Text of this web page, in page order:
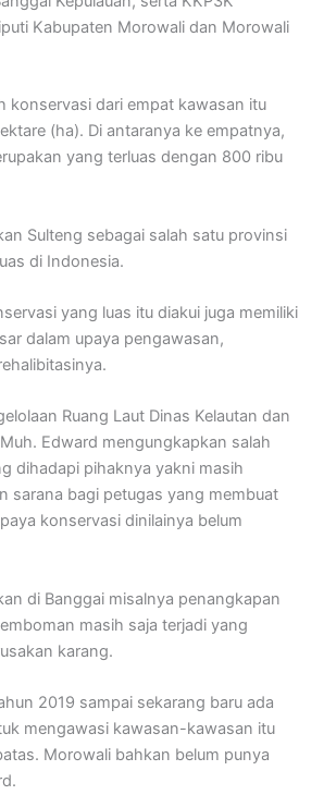
Kabupaten Morowali dan Morowali
konservasi dari empat kawasan itu
(ha). Di antaranya ke empatnya,
yang terluas dengan 800 ribu
Sulteng sebagai salah satu provinsi
di Indonesia.
yang luas itu diakui juga memiliki
dalam upaya pengawasan,
Ruang Laut Dinas Kelautan dan
Edward mengungkapkan salah
dihadapi pihaknya yakni masih
sarana bagi petugas yang membuat
konservasi dinilainya belum
di Banggai misalnya penangkapan
masih saja terjadi yang
karang.
2019 sampai sekarang baru ada
mengawasi kawasan-kawasan itu
Morowali bahkan belum punya